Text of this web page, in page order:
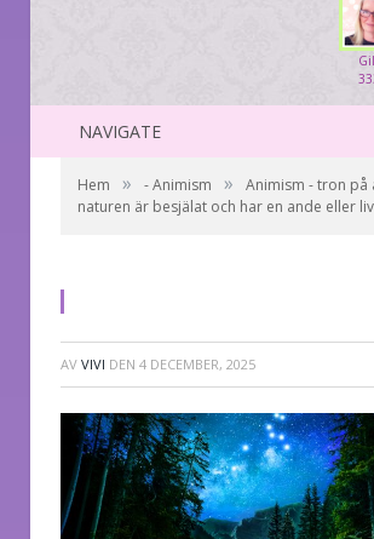
NAVIGATE
Hem » - Animism »
Animism - tron på
naturen är besjälat och har en ande eller
AV VIVI DEN 4 DECEMBER, 2025